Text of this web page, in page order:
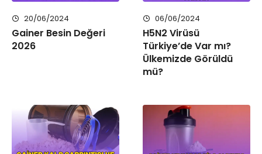
20/06/2024
Gainer Besin Değeri
2026
06/06/2024
H5N2 Virüsü
Türkiye’de Var mı?
Ülkemizde Görüldü
mü?